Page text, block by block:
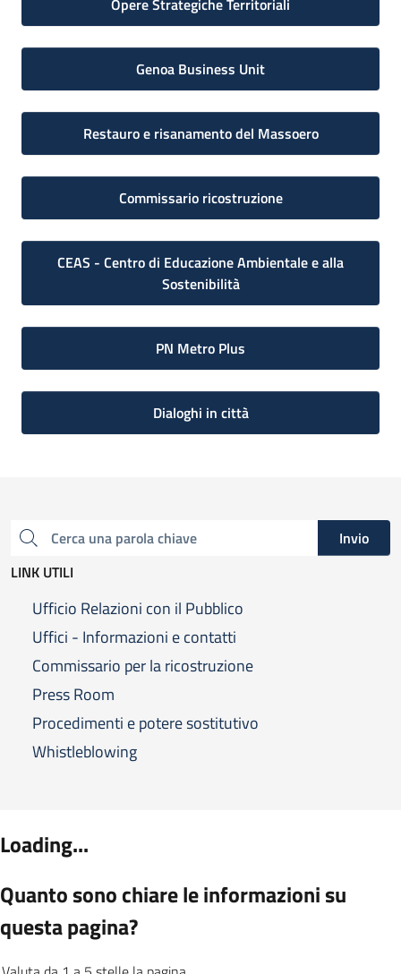
Opere Strategiche Territoriali
Genoa Business Unit
Restauro e risanamento del Massoero
Commissario ricostruzione
CEAS - Centro di Educazione Ambientale e alla
Sostenibilità
PN Metro Plus
Dialoghi in città
Cerca una parola chiave
Invio
LINK UTILI
Ufficio Relazioni con il Pubblico
Uffici - Informazioni e contatti
Commissario per la ricostruzione
Press Room
Procedimenti e potere sostitutivo
Whistleblowing